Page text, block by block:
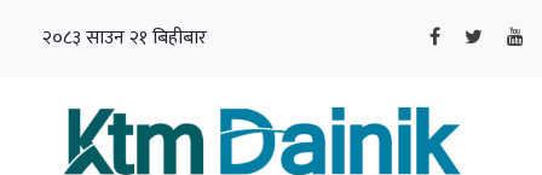
२०८३ साउन २१ बिहीबार